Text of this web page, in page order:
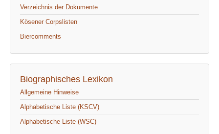
Verzeichnis der Dokumente
Kösener Corpslisten
Biercomments
Biographisches Lexikon
Allgemeine Hinweise
Alphabetische Liste (KSCV)
Alphabetische Liste (WSC)